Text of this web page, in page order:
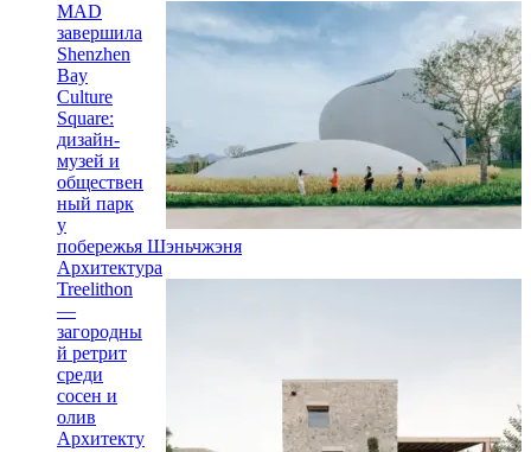
MAD
завершила
Shenzhen
Bay
Culture
Square:
дизайн-
музей и
обществен
ный парк
у
побережья Шэньчжэня
Архитектура
Treelithon
—
загородны
й ретрит
среди
сосен и
олив
Архитекту